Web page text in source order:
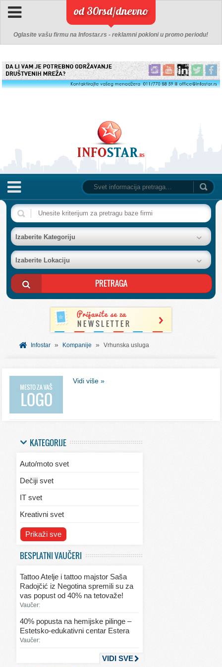
od 30rsd/dnevno
Oglasite vašu firmu na Infostar.rs - reklamni pokloni u promo periodu!
NASLOVNA
BAZA FIRMI
POSLOVNI OGLASI
AKCIJE I KATALOZI
BESPLATNI VAUČERI
SVET INFORMACIJA
Izaberite Kategoriju
Izaberite Lokaciju
Infostar » Kompanije » Vrhunska usluga
Vidi više »
KATEGORIJE
Auto/moto svet
Dečiji svet
IT svet
Kreativni svet
Svet ekologije
Svet kulinarstva
Svet lepote
Svet mode
Prikaži sve
BESPLATNI VAUČERI
Tattoo Atelje i tattoo majstor Saša
Radojčić iz Negotina spremili su za
vas popust od 40% na tetovaže!
Vaučer:
40% popusta na hemijske pilinge –
Estetsko-edukativni centar Estera
Vaučer:
VIDI SVE